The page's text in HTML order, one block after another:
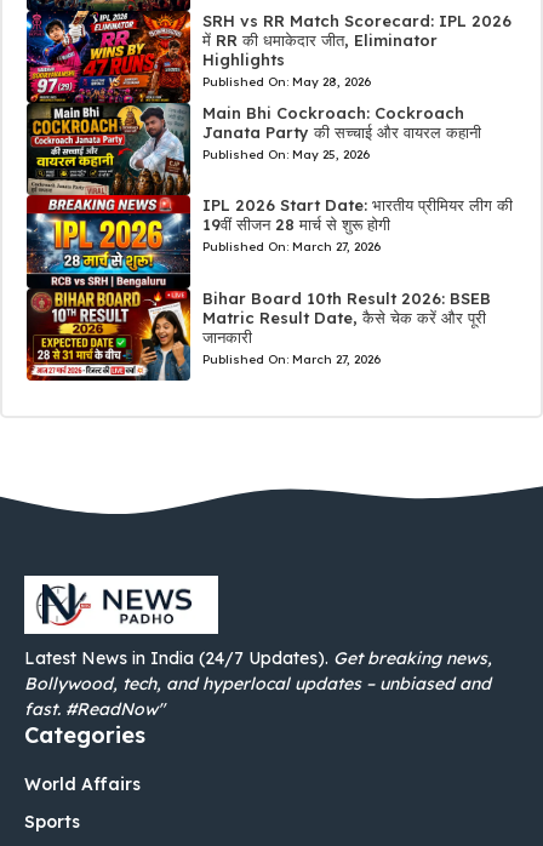
SRH vs RR Match Scorecard: IPL 2026
में RR की धमाकेदार जीत, Eliminator
Highlights
Published On: May 28, 2026
Main Bhi Cockroach: Cockroach
Janata Party की सच्चाई और वायरल कहानी
Published On: May 25, 2026
IPL 2026 Start Date: भारतीय प्रीमियर लीग की
19वीं सीजन 28 मार्च से शुरू होगी
Published On: March 27, 2026
Bihar Board 10th Result 2026: BSEB
Matric Result Date, कैसे चेक करें और पूरी
जानकारी
Published On: March 27, 2026
Latest News in India (24/7 Updates). Get breaking news,
Bollywood, tech, and hyperlocal updates – unbiased and
fast. #ReadNow"
Categories
World Affairs
Sports